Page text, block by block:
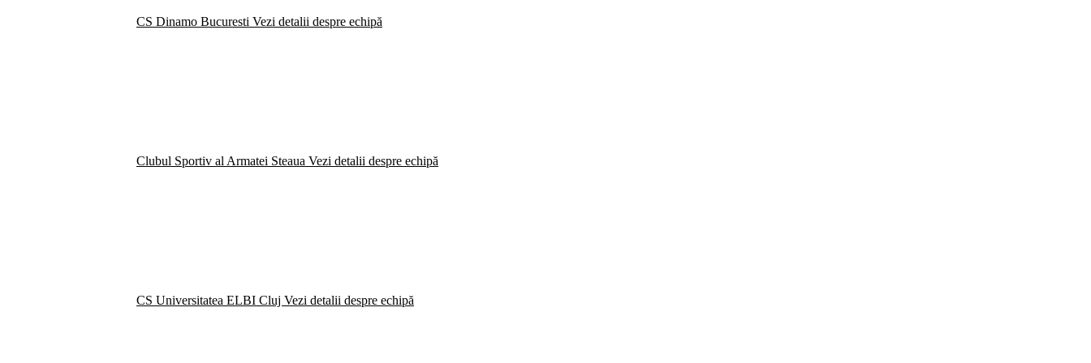
CS Dinamo Bucuresti Vezi detalii despre echipă
Clubul Sportiv al Armatei Steaua Vezi detalii despre echipă
CS Universitatea ELBI Cluj Vezi detalii despre echipă